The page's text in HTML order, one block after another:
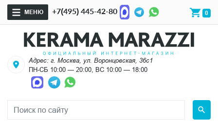
МЕНЮ +7(495) 445-42-80 0
Адрес: г. Москва, ул. Воронцовская, 36с1
ПН-СБ 10:00 — 20:00, ВС 10:00 — 18:00